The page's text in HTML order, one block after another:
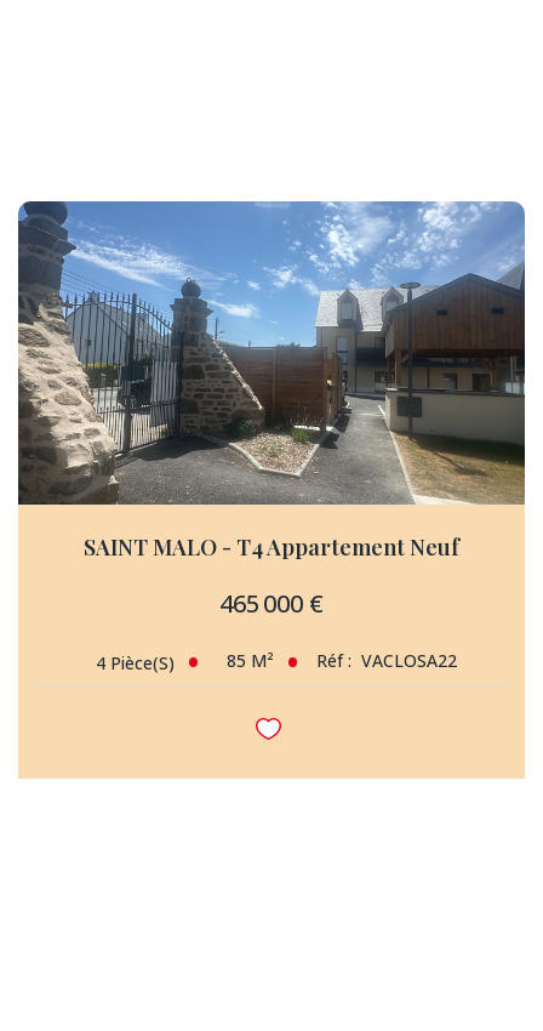
SAINT MALO - T4 Appartement Neuf
465 000 €
4 Pièce(s) 85 M² Réf : VACLOSA22